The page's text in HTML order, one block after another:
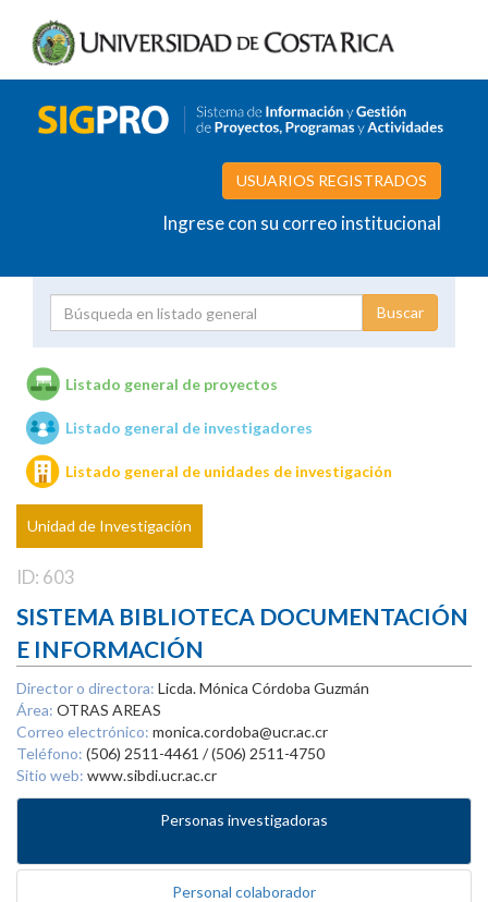
USUARIOS REGISTRADOS
Ingrese con su correo institucional
Unidades de investigación
Listado general de proyectos
Listado general de investigadores
Listado general de unidades de investigación
Unidad de Investigación
ID: 603
SISTEMA BIBLIOTECA DOCUMENTACIÓN
E INFORMACIÓN
Director o directora: Licda. Mónica Córdoba Guzmán
Área: OTRAS AREAS
Correo electrónico: monica.cordoba@ucr.ac.cr
Teléfono: (506) 2511-4461 / (506) 2511-4750
Sitio web: www.sibdi.ucr.ac.cr
Personas investigadoras
Personal colaborador